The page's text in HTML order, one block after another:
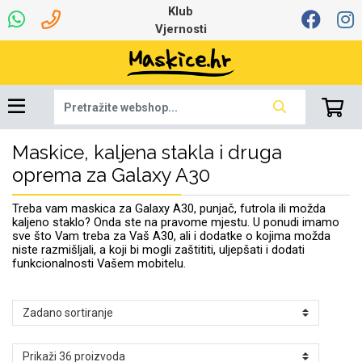
Klub
Vjernosti
Maskice, kaljena stakla i druga
oprema za Galaxy A30
Treba vam maskica za Galaxy A30, punjač, futrola ili možda
kaljeno staklo? Onda ste na pravome mjestu. U ponudi imamo
sve što Vam treba za Vaš A30, ali i dodatke o kojima možda
niste razmišljali, a koji bi mogli zaštititi, uljepšati i dodati
funkcionalnosti Vašem mobitelu.
Dinamo maskice za
mobitel
Robotski usisavači Stolne lampe
Najprodavanije -
TOP 100
Šarene maskice
Ljetna kolekcija Proljetna kolekcija
Univerzalna oprema
za tablet
7.0 - 8.0 inča 8.0 - 9.0 inča
Oprema za Lenovo
tablet
Apple Samsung
Igračke i ostalo
Selfie Stick Držači za auto
Punjači Bežični punjači
Mikrofoni Bluetooth slušalice
Pametni Satovi
Memorije i
memorijske kartice
Oprema za Smart
Watch
Auto Kamere
Podloga za miš Tipkovnice i miševi
mikrofoni
Punjači za laptope
Hladnjaci za laptop
Ruksaci i torbice Razno